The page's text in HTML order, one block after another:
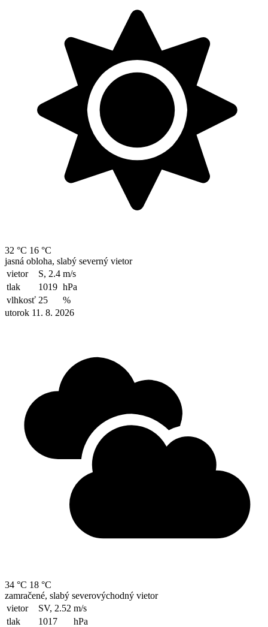
32 °C 16 °C
jasná obloha, slabý severný vietor
vietor
S, 2.4 m/s
tlak
1019 hPa
vlhkosť 25
%
utorok 11. 8. 2026
34 °C 18 °C
zamračené, slabý severovýchodný vietor
vietor
SV, 2.52 m/s
tlak
1017 hPa